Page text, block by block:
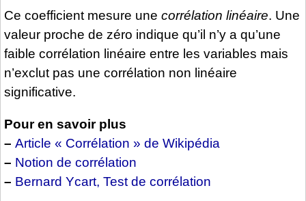
Ce coefficient mesure une corrélation linéaire. Une
valeur proche de zéro indique qu’il n’y a qu’une
faible corrélation linéaire entre les variables mais
n’exclut pas une corrélation non linéaire
significative.
Pour en savoir plus
– Article « Corrélation » de Wikipédia
– Notion de corrélation
– Bernard Ycart, Test de corrélation